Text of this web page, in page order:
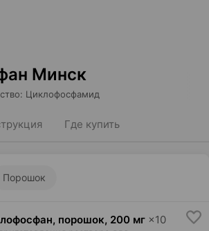
Минск
: Циклофосфамид
Где купить
Порошок
порошок, 200 мг ×10